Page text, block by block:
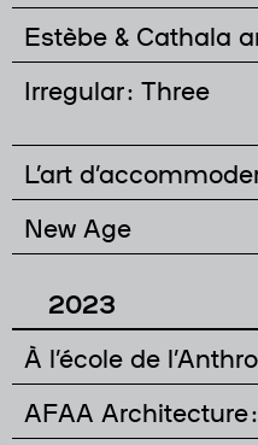
Estèbe & Cathala
Irregular : Three
L’art
New Age
2023
À l’école de
AFAA Architecture